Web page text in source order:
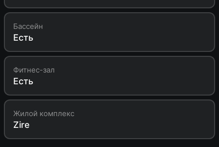
Бассейн
Есть
Фитнес-зал
Есть
Жилой комплекс
Zire